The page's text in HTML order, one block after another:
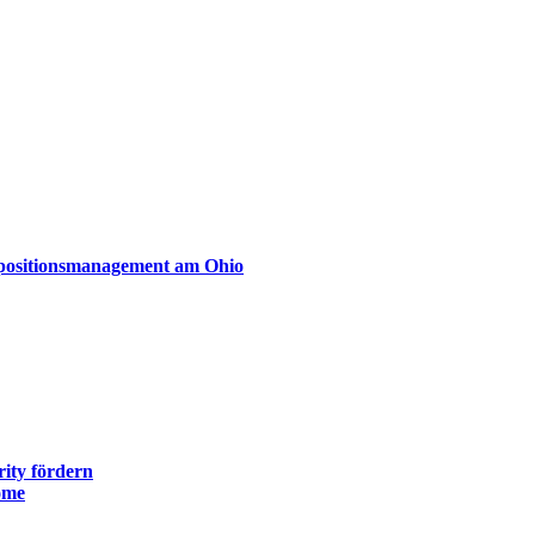
am Ohio
fördern